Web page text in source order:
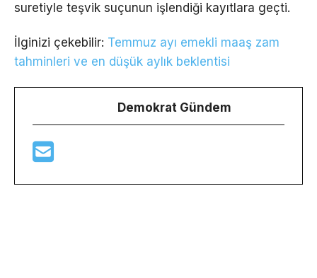
suretiyle teşvik suçunun işlendiği kayıtlara geçti.
İlginizi çekebilir: Temmuz ayı emekli maaş zam
tahminleri ve en düşük aylık beklentisi
Demokrat Gündem